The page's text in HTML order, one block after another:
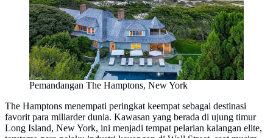
Pemandangan The Hamptons, New York
The Hamptons menempati peringkat keempat sebagai destinasi
favorit para miliarder dunia. Kawasan yang berada di ujung timur
Long Island, New York, ini menjadi tempat pelarian kalangan elite,